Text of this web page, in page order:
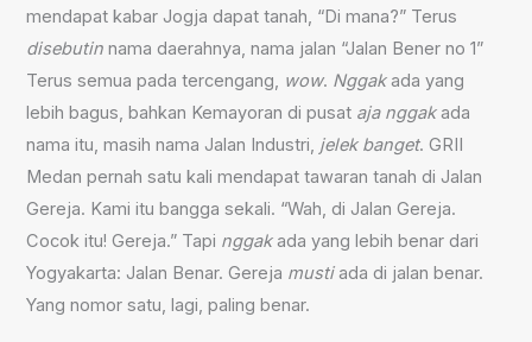
mendapat kabar Jogja dapat tanah, “Di mana?” Terus
disebutin nama daerahnya, nama jalan “Jalan Bener no 1”
Terus semua pada tercengang, wow. Nggakada yang
lebih bagus, bahkan Kemayoran di pusat aja nggakada
nama itu, masih nama Jalan Industri, jelek banget. GRII
Medan pernah satu kali mendapat tawaran tanah di Jalan
Gereja. Kami itu bangga sekali. “Wah, di Jalan Gereja.
Cocok itu! Gereja.” Tapi nggakada yang lebih benar dari
Yogyakarta: Jalan Benar. Gereja mustiada di jalan benar.
Yang nomor satu, lagi, paling benar.